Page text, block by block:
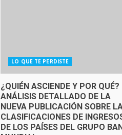
LO QUE TE PERDISTE
¿QUIÉN ASCIENDE Y POR QUÉ?
ANÁLISIS DETALLADO DE LA
NUEVA PUBLICACIÓN SOBRE
CLASIFICACIONES DE
DE LOS PAÍSES DEL GRUPO